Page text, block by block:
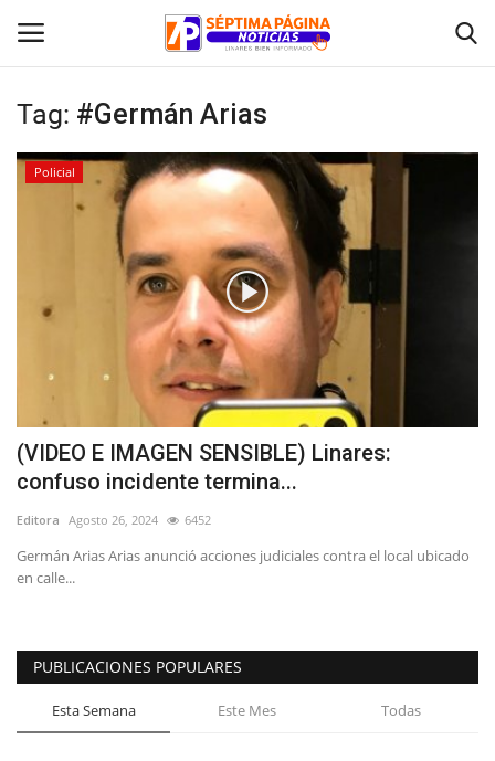
Inicio
Crónica
Tribunales
Deporte
Política
Espectáculos
Tag: #Germán Arias
Policial
(VIDEO E IMAGEN SENSIBLE) Linares:
confuso incidente termina...
Editora Agosto 26, 2024 6452
Germán Arias Arias anunció acciones judiciales contra el local ubicado
en calle...
PUBLICACIONES POPULARES
Esta Semana Este Mes Todas